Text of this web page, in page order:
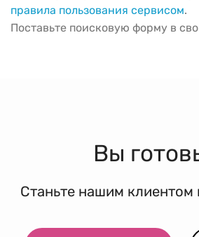
правила пользования сервисом.
Поставьте поисковую форму в
Вы
Станьте нашим клиентом